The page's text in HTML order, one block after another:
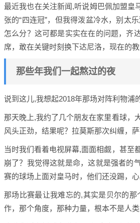
最近我也在关注新闻,听说姆巴佩加盟皇
张的“四连冠”，但我得泼盆冷水，别太
怎么分？这可都是实实在在的问题，齐
席，敢在关键时刻换下达尼洛，现在的
那些年我们一起熬过的夜
说到这儿,我想起2018年那场对阵利物浦
那天晚上,我约了几个朋友在家里看球，
风头正劲，结果呢？拉莫斯那次纠缠，
当时我们看着电视屏幕,面面相觑，甚至
崩了？我觉得这就是命，这就是强者的
赛的球场上面对皇马时，他们还没踢，
那场比赛最让我难忘的,其实是贝尔的
作，那个角度，那种力量，根本不是人